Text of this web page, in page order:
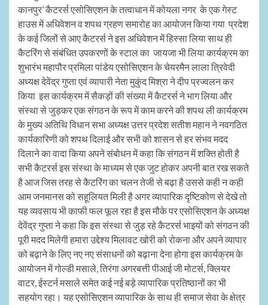
कानपुर’ कैटरर्स एसोसिएशन के तत्वाधान में कोयला नगर के एक गेस्ट
हाउस में अधिवेशन व शपथ ग्रहण समारोह का आयोजन किया गया प्रदेश
के कई जिलों से आए कैटरर्स ने इस अधिवेशन में हिस्सा लिया साथ ही
कैटरिंग से संबंधित उपकरणों के स्टाल का जायजा भी लिया कार्यक्रम का
शुभारंभ महापौर प्रमिला पांडेय एसोसिएशन के चेयरमैन लाला त्रिवेदी
अध्यक्ष देवेंद्र गुप्ता एवं व्यापारी नेता मुकुंद मिश्रा ने दीप प्रज्वलन कर
किया इस कार्यक्रम में सैकड़ों की संख्या में कैटरर्स ने भाग लिया और
संस्था से जुड़कर एक संगठन के रूप में काम करने की शपथ ली कार्यक्रम
के मुख्य अतिथि विधान सभा अध्यक्ष उत्तर प्रदेश सतीश महान ने नवगठित
कार्यकारिणी को शपथ दिलाई और सभी को शासन से हर संभव मदद
दिलाने का वादा किया अपने संबोधन में कहा कि संगठन में शक्ति होती है
सभी कैटरर्स इस संस्था के माध्यम से एक जुट होकर अपनी बात रख सकते
है आज जिस तरह से कैटरिंग का चलन तेजी से बढ़ा है उससे कही न कही
आम जनमानस को सहूलियत मिली है अगर व्यापारिक दृष्टिकोण से देखे तो
यह व्यवसाय भी काफी फल फूल रहा है इस मौके पर एसोसिएशन के अध्यक्ष
देवेंद्र गुप्ता ने कहा कि इस संस्था से जुड़ रहे कैटरर्स भाइयों को संगठन की
पूरी मदद मिलेगी हमारा उद्देश्य मिलावट खोरी को रोकना और अपने व्यापार
को बढ़ाने के लिए नए नए संसाधनों को बढ़ाना देना होगा इस कार्यक्रम के
आयोजन में गोल्डी मसाले, तिरंगा अगरबत्ती पीआई जी मोटर्स, क्लियर
वाटर, ईस्टर्न मसाले समेत कई नई बड़े व्यापारिक प्रतिष्ठानों का भी
सहयोग रहा। यह एसोसिएशन व्यापारिक के साथ ही समाज सेवा के क्षेत्र